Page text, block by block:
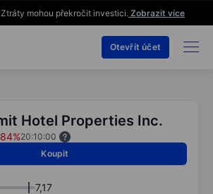
mohou překročit investici. Zobrazit více
Otevřít účet
Hotel Properties Inc.
20:10:00
Koupit
7,17